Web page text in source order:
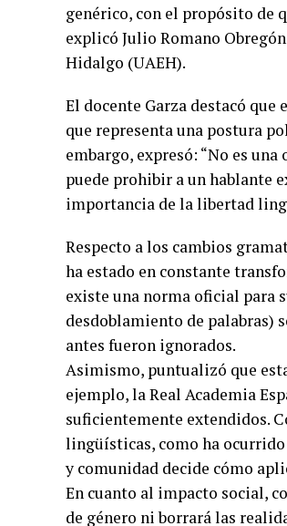
genérico, con el propósito de
explicó Julio Romano
Hidalgo (UAEH).
El docente Garza destacó
que representa una postura
embargo, expresó: “No es
puede prohibir a un hablante
importancia de la libertad
Respecto a los cambios
ha estado en constante
existe una norma oficial para
desdoblamiento de palabras)
antes fueron ignorados.
Asimismo, puntualizó que
ejemplo, la Real Academia
suficientemente extendidos.
lingüísticas, como ha
y comunidad decide cómo
En cuanto al impacto social,
de género ni borrará las